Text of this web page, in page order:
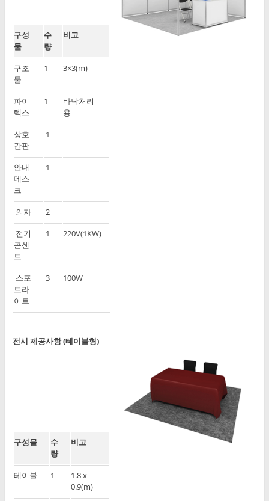
구성
물
수
량
비고
구조
물
1 3×3(m)
파이
텍스
1
바닥처리
용
상호
간판
1
안내
데스
크
1
의자
2
전기
콘센
트
1 220V(1KW)
스포
트라
이트
3 100W
전시 제공사항 (테이블형)
구성물
수
량
비고
테이블 1
1.8 x
0.9(m)